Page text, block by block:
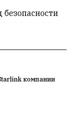
компании